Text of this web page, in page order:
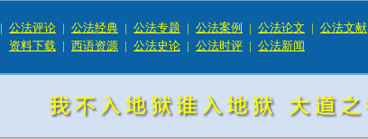
| 公法评论 | 公法经典 | 公法专题 | 公法案例 | 公法论文 | 公法文献
资料下载 | 西语资源 | 公法史论 | 公法时评 | 公法新闻